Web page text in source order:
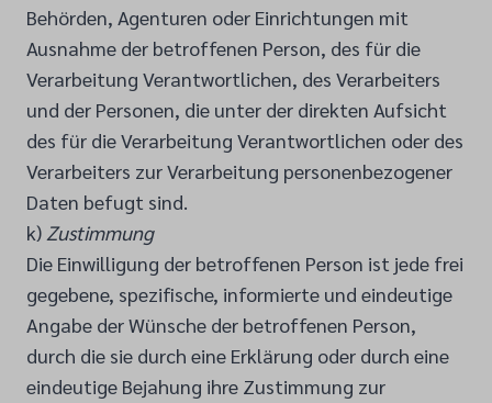
Behörden, Agenturen oder Einrichtungen mit
Ausnahme der betroffenen Person, des für die
Verarbeitung Verantwortlichen, des Verarbeiters
und der Personen, die unter der direkten Aufsicht
des für die Verarbeitung Verantwortlichen oder des
Verarbeiters zur Verarbeitung personenbezogener
Daten befugt sind.
k) Zustimmung
Die Einwilligung der betroffenen Person ist jede frei
gegebene, spezifische, informierte und eindeutige
Angabe der Wünsche der betroffenen Person,
durch die sie durch eine Erklärung oder durch eine
eindeutige Bejahung ihre Zustimmung zur